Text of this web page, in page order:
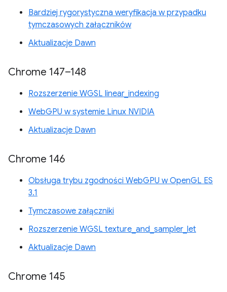
Bardziej rygorystyczna weryfikacja w przypadku
tymczasowych załączników
Aktualizacje Dawn
Chrome 147–148
Rozszerzenie WGSL linear_indexing
WebGPU w systemie Linux NVIDIA
Aktualizacje Dawn
Chrome 146
Obsługa trybu zgodności WebGPU w OpenGL ES
3.1
Tymczasowe załączniki
Rozszerzenie WGSL texture_and_sampler_let
Aktualizacje Dawn
Chrome 145